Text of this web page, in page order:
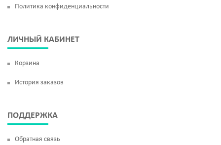
Политика конфиденциальности
ЛИЧНЫЙ КАБИНЕТ
Корзина
История заказов
ПОДДЕРЖКА
Обратная связь